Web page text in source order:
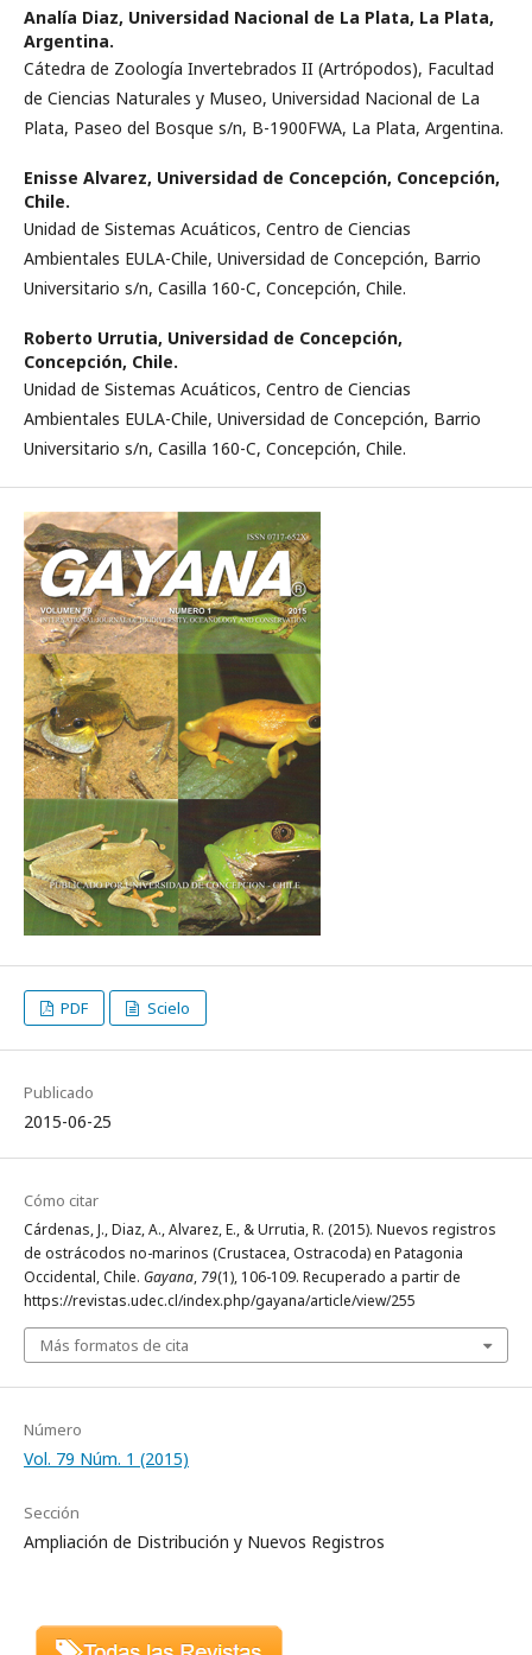
Analía Diaz, Universidad Nacional de La Plata, La Plata,
Argentina.
Cátedra de Zoología Invertebrados II (Artrópodos), Facultad
de Ciencias Naturales y Museo, Universidad Nacional de La
Plata, Paseo del Bosque s/n, B-1900FWA, La Plata, Argentina.
Enisse Alvarez, Universidad de Concepción, Concepción,
Chile.
Unidad de Sistemas Acuáticos, Centro de Ciencias
Ambientales EULA-Chile, Universidad de Concepción, Barrio
Universitario s/n, Casilla 160-C, Concepción, Chile.
Roberto Urrutia, Universidad de Concepción,
Concepción, Chile.
Unidad de Sistemas Acuáticos, Centro de Ciencias
Ambientales EULA-Chile, Universidad de Concepción, Barrio
Universitario s/n, Casilla 160-C, Concepción, Chile.
PDF Scielo
Publicado
2015-06-25
Cómo citar
Cárdenas, J., Diaz, A., Alvarez, E., & Urrutia, R. (2015). Nuevos registros
de ostrácodos no-marinos (Crustacea, Ostracoda) en Patagonia
Occidental, Chile. Gayana, 79(1), 106-109. Recuperado a partir de
https://revistas.udec.cl/index.php/gayana/article/view/255
Más formatos de cita
Número
Vol. 79 Núm. 1 (2015)
Sección
Ampliación de Distribución y Nuevos Registros